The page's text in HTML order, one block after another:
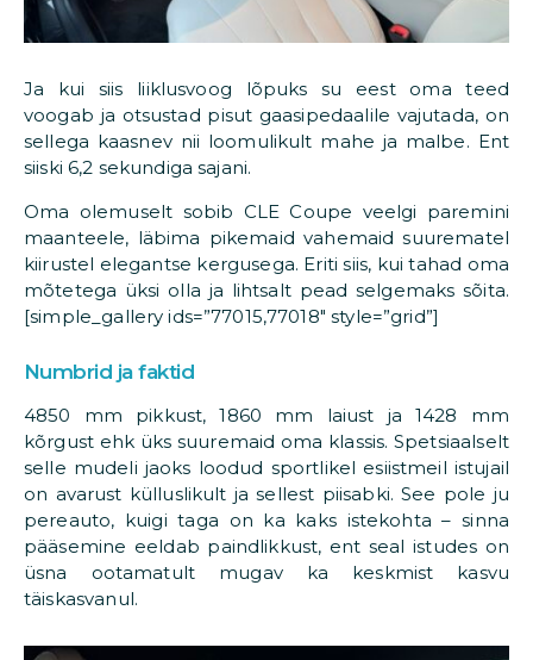
Ja kui siis liiklusvoog lõpuks su eest oma teed
voogab ja otsustad pisut gaasipedaalile vajutada, on
sellega kaasnev nii loomulikult mahe ja malbe. Ent
siiski 6,2 sekundiga sajani.
Oma olemuselt sobib CLE Coupe veelgi paremini
maanteele, läbima pikemaid vahemaid suurematel
kiirustel elegantse kergusega. Eriti siis, kui tahad oma
mõtetega üksi olla ja lihtsalt pead selgemaks sõita.
[simple_gallery ids=”77015,77018″ style=”grid”]
Numbrid ja faktid
4850 mm pikkust, 1860 mm laiust ja 1428 mm
kõrgust ehk üks suuremaid oma klassis. Spetsiaalselt
selle mudeli jaoks loodud sportlikel esiistmeil istujail
on avarust külluslikult ja sellest piisabki. See pole ju
pereauto, kuigi taga on ka kaks istekohta – sinna
pääsemine eeldab paindlikkust, ent seal istudes on
üsna ootamatult mugav ka keskmist kasvu
täiskasvanul.